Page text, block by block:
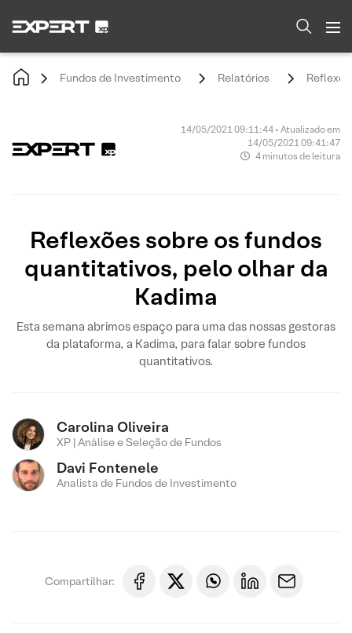
Fundos de Investimento Relatórios
14/05/2021 09:11:44 • Atualizado em
14/05/2021 09:41:47
4 minutos de leitura
Reflexões sobre os fundos
quantitativos, pelo olhar da
Kadima
Esta semana abrimos espaço para uma das nossas gestoras
da plataforma, a Kadima, para falar sobre fundos
quantitativos.
Carolina Oliveira
XP | Análise e Seleção de Fundos
Davi Fontenele
Analista de Fundos de Investimento
Compartilhar: